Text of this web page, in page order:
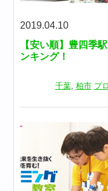
2019.04.10
【安い順】豊四季
ンキング！
千葉, 柏市 プ